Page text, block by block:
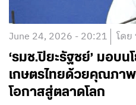
June 24, 2026 - 20:21 โดย
‘รมช.ปิยะรัฐชย์’ มอบ
เกษตรไทยด้วยคุณภา
โอกาสสู่ตลาดโลก